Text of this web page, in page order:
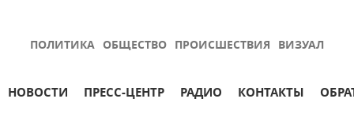
ПОЛИТИКА ОБЩЕСТВО ПРОИСШЕСТВИЯ ВИЗУАЛ
НОВОСТИ ПРЕСС-ЦЕНТР РАДИО КОНТАКТЫ